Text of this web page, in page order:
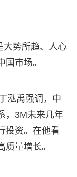
大势所趋、人心
市场。
泓禹强调，中
，3M未来几年
投资。在他看
量增长。